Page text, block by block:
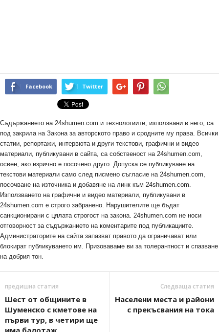
Facebook Twitter
Съдържанието на 24shumen.com и технологиите, използвани в него, са
под закрила на Закона за авторското право и сродните му права. Всички
статии, репортажи, интервюта и други текстови, графични и видео
материали, публикувани в сайта, са собственост на 24shumen.com,
освен, ако изрично е посочено друго. Допуска се публикуване на
текстови материали само след писмено съгласие на 24shumen.com,
посочване на източника и добавяне на линк към 24shumen.com.
Използването на графични и видео материали, публикувани в
24shumen.com е строго забранено. Нарушителите ще бъдат
санкционирани с цялата строгост на закона. 24shumen.com не носи
отговорност за съдържанието на коментарите под публикациите.
Администраторите на сайта запазват правото да ограничават или
блокират публикуването им. Призоваваме ви за толерантност и спазване
на добрия тон.
предишна статия
Шест от общините в
Шуменско с кметове на
първи тур, в четири ще
има балотаж
Следваща статия
Населени места и райони
с прекъсвания на тока